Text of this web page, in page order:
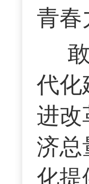
青春
代化
进改
济总
化提